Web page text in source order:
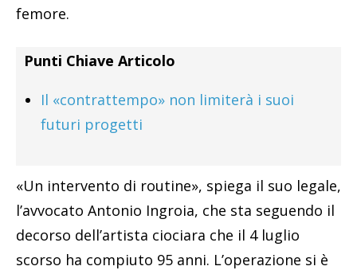
femore.
Punti Chiave Articolo
Il «contrattempo» non limiterà i suoi
futuri progetti
«Un intervento di routine», spiega il suo legale,
l’avvocato Antonio Ingroia, che sta seguendo il
decorso dell’artista ciociara che il 4 luglio
scorso ha compiuto 95 anni. L’operazione si è